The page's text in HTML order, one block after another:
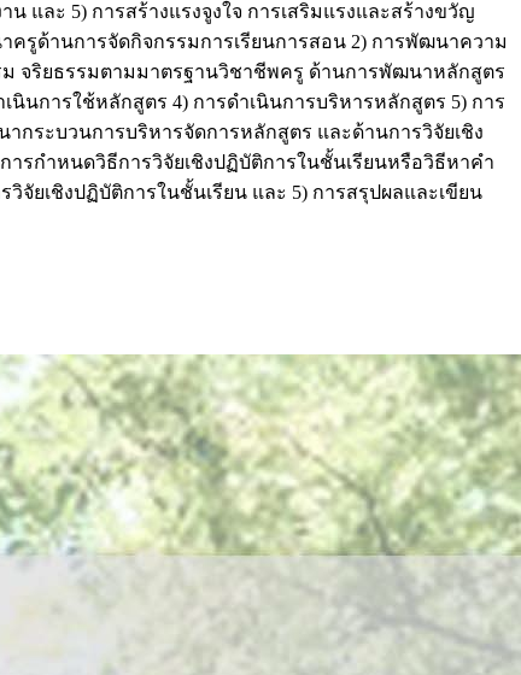
ละ 5) การสร้างแรงจูงใจ การเสริมแรงและสร้างขวัญ
ครูด้านการจัดกิจกรรมการเรียนการสอน 2) การพัฒนาความ
จริยธรรมตามมาตรฐานวิชาชีพครู ด้านการพัฒนาหลักสูตร
นการใช้หลักสูตร 4) การดำเนินการบริหารหลักสูตร 5) การ
กระบวนการบริหารจัดการหลักสูตร และด้านการวิจัยเชิง
รกำหนดวิธีการวิจัยเชิงปฏิบัติการในชั้นเรียนหรือวิธีหาคำ
ยเชิงปฏิบัติการในชั้นเรียน และ 5) การสรุปผลและเขียน